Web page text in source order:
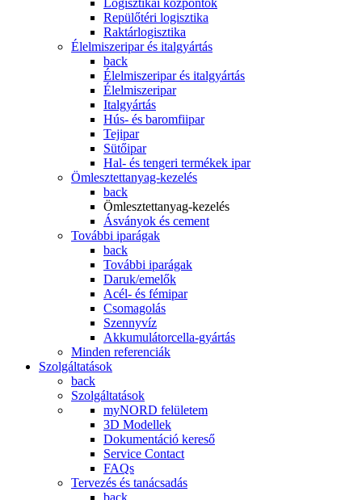
Logisztikai központok
Repülőtéri logisztika
Raktárlogisztika
Élelmiszeripar és italgyártás
back
Élelmiszeripar és italgyártás
Élelmiszeripar
Italgyártás
Hús- és baromfiipar
Tejipar
Sütőipar
Hal- és tengeri termékek ipar
Ömlesztettanyag-kezelés
back
Ömlesztettanyag-kezelés
Ásványok és cement
További iparágak
back
További iparágak
Daruk/emelők
Acél- és fémipar
Csomagolás
Szennyvíz
Akkumulátorcella-gyártás
Minden referenciák
Szolgáltatások
back
Szolgáltatások
myNORD felületem
3D Modellek
Dokumentáció kereső
Service Contact
FAQs
Tervezés és tanácsadás
back